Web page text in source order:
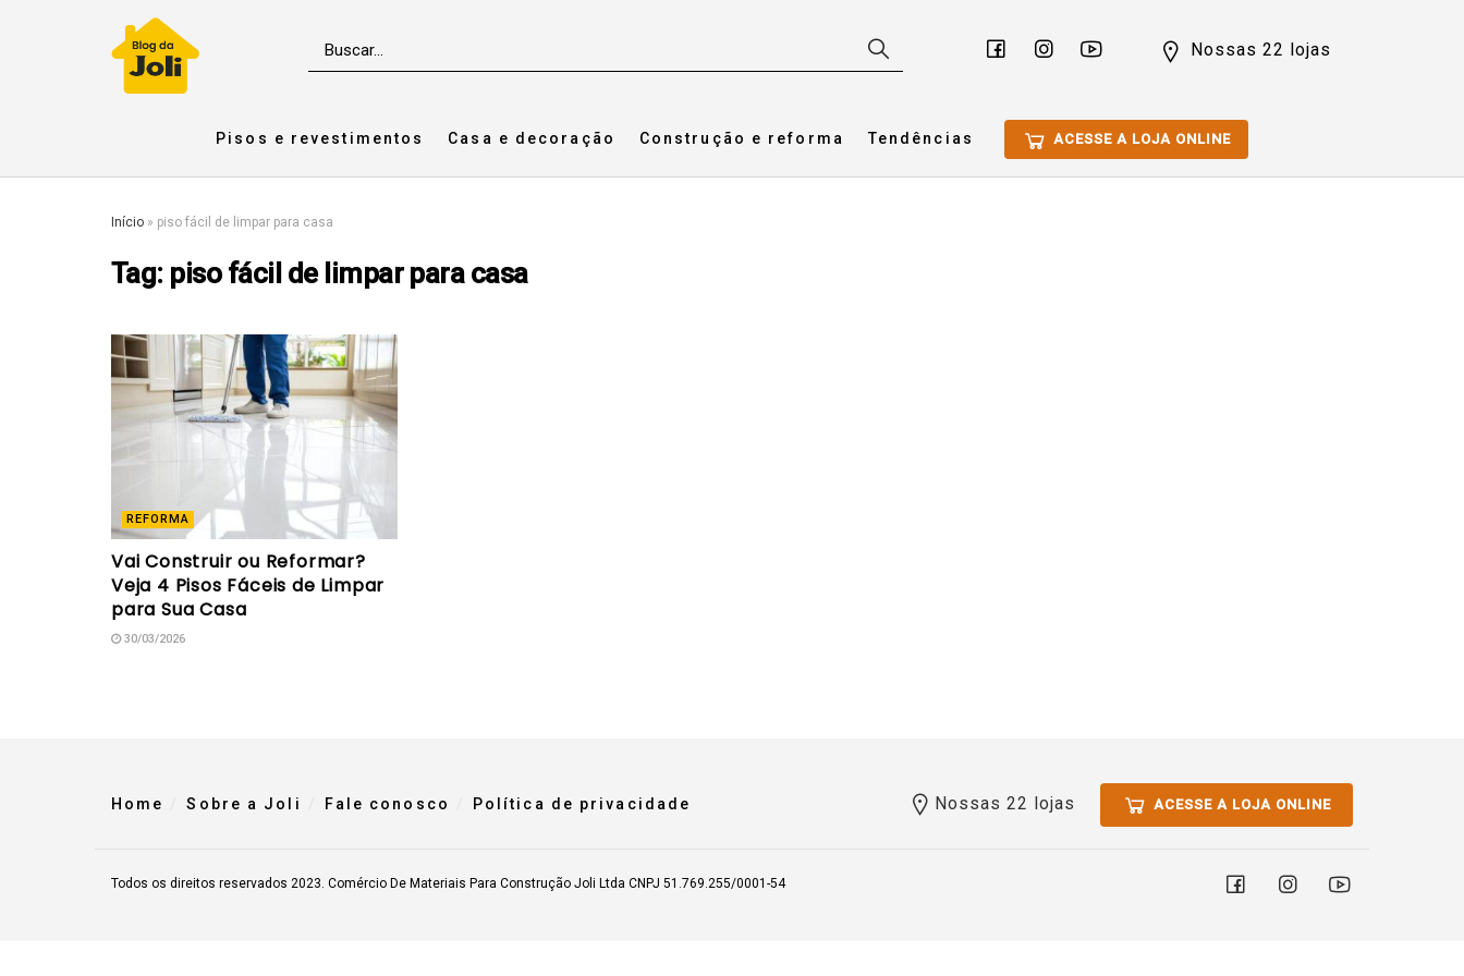
Nossas 22 lojas
Pisos e revestimentos Casa e decoração Construção e reforma Tendências ACESSE A LOJA ONLINE
Início » piso fácil de limpar para casa
Tag: piso fácil de limpar para casa
REFORMA
Vai Construir ou Reformar?
Veja 4 Pisos Fáceis de Limpar
para Sua Casa
30/03/2026
Home Sobre a Joli Fale conosco Política de privacidade Nossas 22 lojas ACESSE A LOJA ONLINE
Todos os direitos reservados 2023. Comércio De Materiais Para Construção Joli Ltda CNPJ 51.769.255/0001-54